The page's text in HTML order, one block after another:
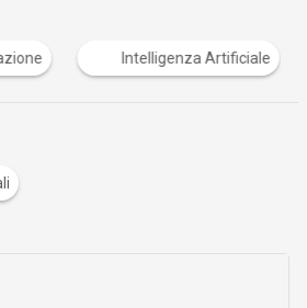
Intelligenza Artificiale I